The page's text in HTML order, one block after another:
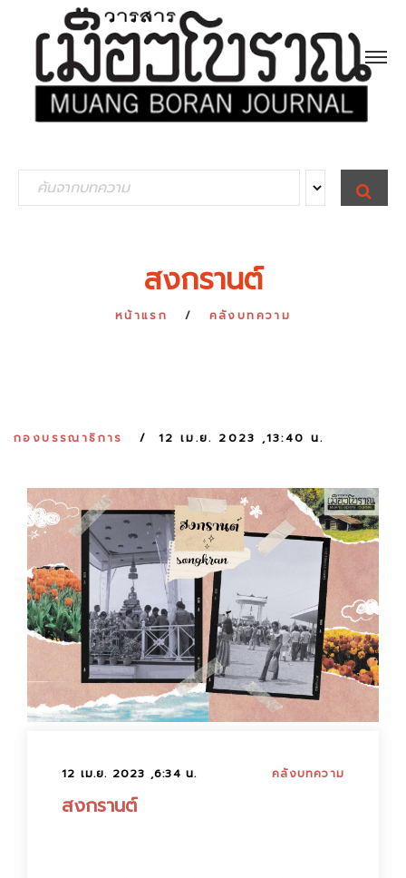
e
S
E
A
สงกรานต์
หน้าแรก คลังบทความ
กองบรรณาธิการ 12 เม.ย. 2023 ,13:40 น.
12 เม.ย. 2023 ,6:34 น. คลังบทความ
สงกรานต์